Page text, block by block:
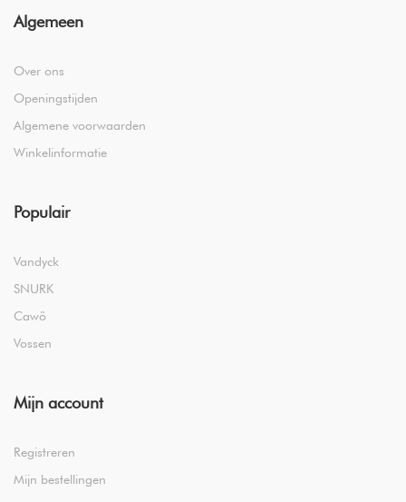
Algemeen
Over ons
Openingstijden
Algemene voorwaarden
Winkelinformatie
Populair
Vandyck
SNURK
Cawö
Vossen
Mijn account
Registreren
Mijn bestellingen